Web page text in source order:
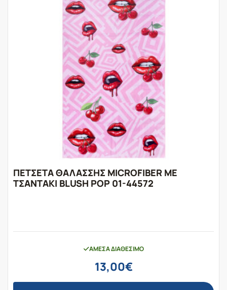
ΠΕΤΣΕΤΑ ΘΑΛΑΣΣΗΣ MICROFIBER ΜΕ
ΤΣΑΝΤΑΚΙ BLUSH POP 01-44572
ΆΜΕΣΑ ΔΙΑΘΈΣΙΜΟ
13,00€